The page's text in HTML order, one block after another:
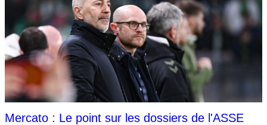
Mercato : Le point sur les dossiers de l'ASSE